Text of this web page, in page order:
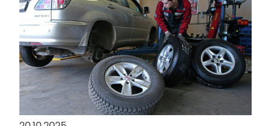
Особливості шиномонтажу та
зберігання шин у міжсезоння